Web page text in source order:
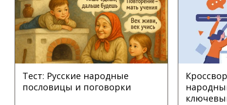
Тест: Русские народные
пословицы и поговорки